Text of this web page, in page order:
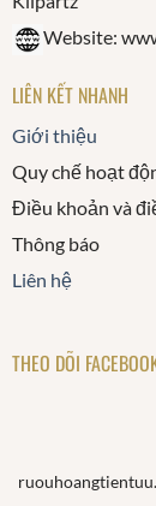
Website:
LIÊN KẾT NHANH
Giới thiệu
Quy chế hoạt
Điều khoản và
Thông báo
Liên hệ
THEO DÕI